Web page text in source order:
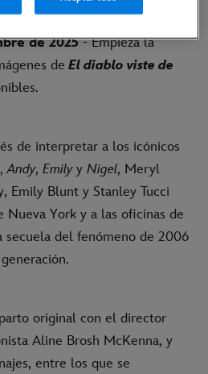
DISPONIBLE
de 2025- Empieza la
de El diablo viste de
de interpretar a los icónicos
,Andy, Emilyy Nigel, Meryl
Emily Blunt y Stanley Tucci
Nueva York y a las oficinas de
secuela del fenómeno de 2006
original con el director
Aline Brosh McKenna, y
entre los que se